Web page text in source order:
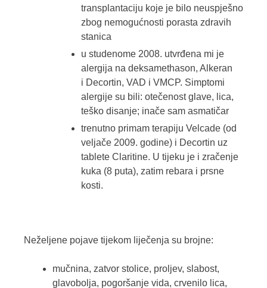
transplantaciju koje je bilo neuspješno
zbog nemogućnosti porasta zdravih
stanica
u studenome 2008. utvrđena mi je
alergija na deksamethason, Alkeran
i Decortin, VAD i VMCP. Simptomi
alergije su bili: otečenost glave, lica,
teško disanje; inače sam asmatičar
trenutno primam terapiju Velcade (od
veljače 2009. godine) i Decortin uz
tablete Claritine. U tijeku je i zračenje
kuka (8 puta), zatim rebara i prsne
kosti.
Neželjene pojave tijekom liječenja su brojne:
mučnina, zatvor stolice, proljev, slabost,
glavobolja, pogoršanje vida, crvenilo lica,